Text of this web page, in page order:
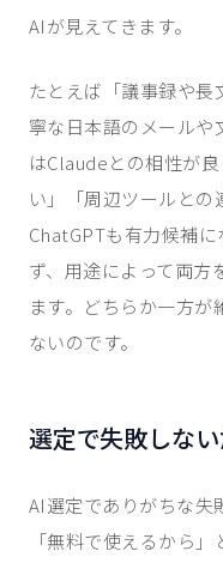
AIが見えてきます。
たとえば「議事録や
寧な日本語のメール
はClaudeとの相性が
い」「周辺ツールと
ChatGPTも有力候補
ず、用途によって両方
ます。どちらか一方
ないのです。
選定で失敗しな
AI選定でありがちな失
「無料で使えるから